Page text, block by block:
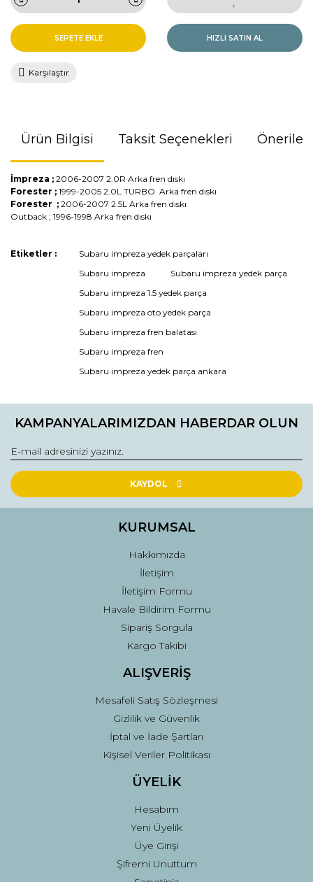
SEPETE EKLE HIZLI SATIN AL
Karşılaştır
Ürün Bilgisi Taksit Seçenekleri
İmpreza ; 2006-2007 2.0R Arka fren dıskı
Forester ; 1999-2005 2.0L TURBO Arka fren dıskı
Forester ; 2006-2007 2.5L Arka fren dıskı
Outback ; 1996-1998 Arka fren dıskı
Bu ürünün fiyat bilgisi, resim, ürün açıklamalarında ve diğer
kullanarak tarafımıza iletebilirsiniz.
Görüş ve önerileriniz için teşekkür ederiz.
Bu ürüne benzer farklı alternatifler olmalı.
Gönder
Etiketler :
Subaru impreza yedek parçaları
Subaru impreza
Subaru impreza yedek parça
Subaru impreza 1.5 yedek parça
Subaru impreza oto yedek parça
Subaru impreza fren balatası
Subaru impreza fren
Subaru impreza yedek parça ankara
KAMPANYALARIMIZDAN HABERDAR OLUN
KAYDOL
KURUMSAL
Hakkımızda
İletişim
İletişim Formu
Havale Bildirim Formu
Sipariş Sorgula
Kargo Takibi
ALIŞVERİŞ
Mesafeli Satış Sözleşmesi
Gizlilik ve Güvenlik
İptal ve İade Şartları
Kişisel Veriler Politikası
ÜYELİK
Hesabım
Yeni Üyelik
Üye Girişi
Şifremi Unuttum